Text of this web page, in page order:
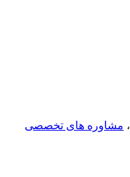
، مشاوره های تخصصی